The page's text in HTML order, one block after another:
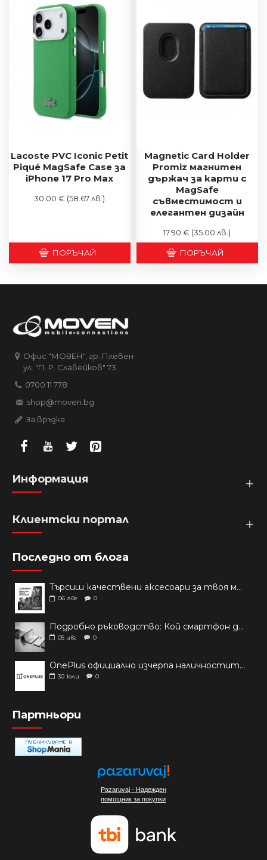
Lacoste PVC Iconic Petit
Piqué MagSafe Case за
iPhone 17 Pro Max
30.00 € (58.67 лв.)
ПОРЪЧАЙ
Magnetic Card Holder
Promiz магнитен
държач за карти с
MagSafe
съвместимост и
елегантен дизайн
17.90 € (35.00 лв.)
ПОРЪЧАЙ
Офис "МОВЕН", гр. Плевен
ул. "П. Р. Славейков" 73
0700 11 778
shop@moven.bg
За връзка
Информация
Клиентски портал
Последно от блога
Търсиш качествени аксесоари за твоя модел? Как правилно да защитим новия си смартфон: Ръководство за аксесоари през 2026 г.
06 авг 0
Подробно ръководство: Кой смартфон да купиш през 2026 г.?
05 авг 0
OnePlus официално изчерпа наличностите си от телефони на основни пазари
30 юли 0
Партньори
Pazaruvaj - Надежден
помощник за покупки